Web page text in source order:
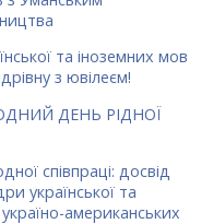
та іноземних мов
з ювілеєм!
ДЕНЬ РІДНОЇ
співпраці: досвід
української та
американських